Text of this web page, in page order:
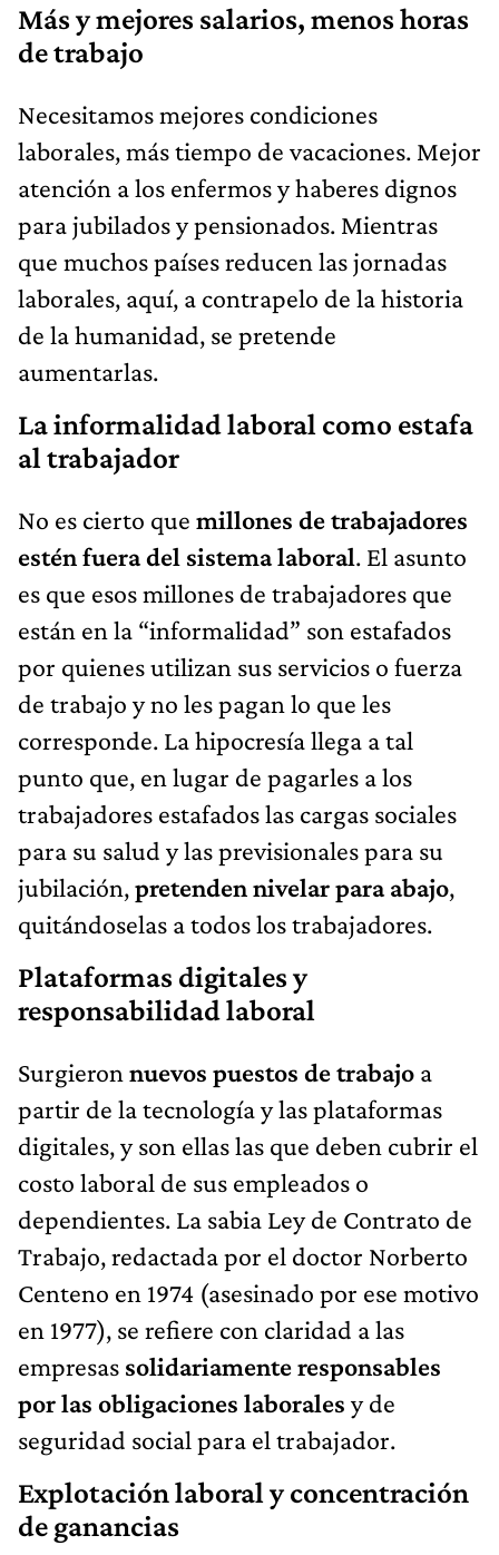
Más y mejores salarios, menos horas
de trabajo
Necesitamos mejores condiciones
laborales, más tiempo de vacaciones. Mejor
atención a los enfermos y haberes dignos
para jubilados y pensionados. Mientras
que muchos países reducen las jornadas
laborales, aquí, a contrapelo de la historia
de la humanidad, se pretende
aumentarlas.
La informalidad laboral como estafa
al trabajador
No es cierto que millones de trabajadores
estén fuera del sistema laboral. El asunto
es que esos millones de trabajadores que
están en la “informalidad” son estafados
por quienes utilizan sus servicios o fuerza
de trabajo y no les pagan lo que les
corresponde. La hipocresía llega a tal
punto que, en lugar de pagarles a los
trabajadores estafados las cargas sociales
para su salud y las previsionales para su
jubilación,pretenden nivelar para abajo,
quitándoselas a todos los trabajadores.
Plataformas digitales y
responsabilidad laboral
Surgieron nuevos puestos de trabajo a
partir de la tecnología y las plataformas
digitales, y son ellas las que deben cubrir el
costo laboral de sus empleados o
dependientes. La sabia Ley de Contrato de
Trabajo, redactada por el doctor Norberto
Centeno en 1974 (asesinado por ese motivo
en 1977), se refiere con claridad a las
empresas solidariamente responsables
por las obligaciones laborales y de
seguridad social para el trabajador.
Explotación laboral y concentración
de ganancias